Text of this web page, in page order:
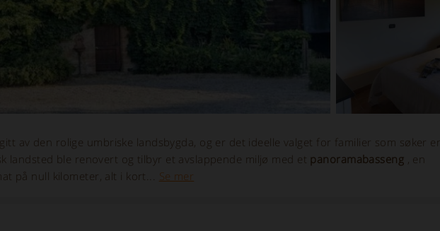
av den rolige umbriske landsbygda, og er det ideelle valget for familier som søker en
landsted ble renovert og tilbyr et avslappende miljø med et panoramabasseng , en
på null kilometer, alt i kort... Se mer